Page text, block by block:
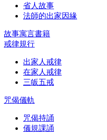
省人故事
法師的出家因緣
故事寓言書籍
戒律規行
出家人戒律
在家人戒律
三皈五戒
咒偈儀軌
咒偈持誦
儀規課誦